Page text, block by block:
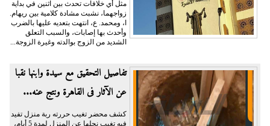
مثل أي خلافات تحدث بين اثنين في بداية
زواجهما، نشبت مشادة كلامية بين ريهام.
ا، ومحمد. ع، انتهت بتعديه عليها بالضرب
وأحدث بها إصابات، والسبب التعلق
الشديد من الزوج بوالدته وغيرة الزوجة...
تفاصيل التحقيق مع سيدة وابنها نقبا
عن الآثار فى القاهرة ونتج عنه...
كشف محضر تغيب حررته ربة منزل تفيد
فيه تغيب نجلها عن المنزل لمدة 5 أيام،